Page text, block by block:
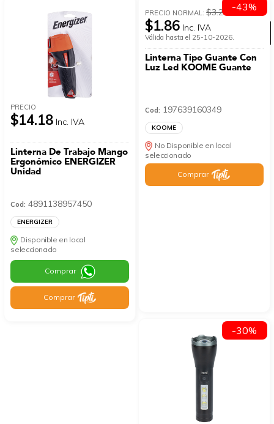
Ver categorías
PRECIO
$14.18 Inc. IVA
Linterna De Trabajo Mango
Ergonómico ENERGIZER
Unidad
Cod: 4891138957450
ENERGIZER
Disponible en local
seleccionado
Comprar
Comprar
PRECIO NORMAL:$3.26
$1.86 Inc. IVA
Válida hasta el 25-10-2026.
Linterna Tipo Guante Con
Luz Led KOOME Guante
Cod: 197639160349
KOOME
No Disponible en local
seleccionado
Comprar
-43%
-30%